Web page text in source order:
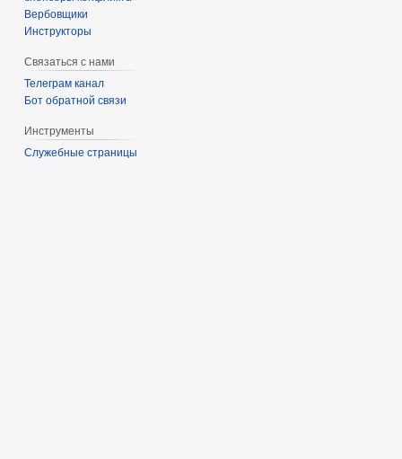
‏‎Вербовщики
Инструкторы
Связаться с нами
Телеграм канал
Бот обратной связи
Инструменты
Служебные страницы